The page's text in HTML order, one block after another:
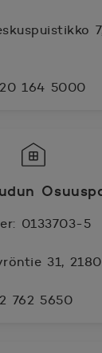
164 5000
0133703-5
31,
762 5650